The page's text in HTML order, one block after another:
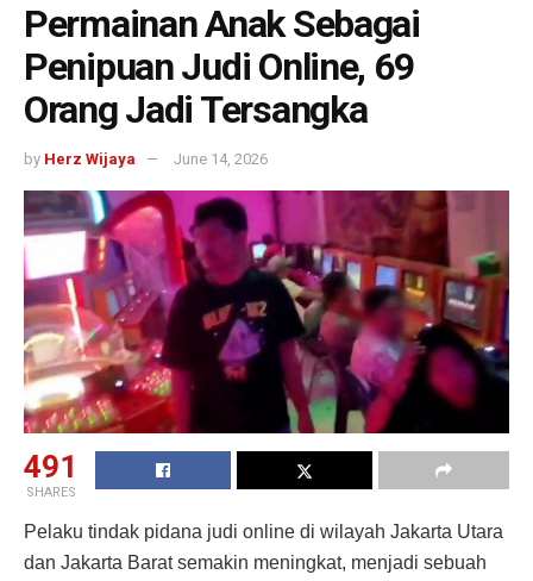
Permainan Anak Sebagai
Penipuan Judi Online, 69
Orang Jadi Tersangka
by Herz Wijaya June 14, 2026
491
SHARES
Pelaku tindak pidana judi online di wilayah Jakarta Utara
dan Jakarta Barat semakin meningkat, menjadi sebuah